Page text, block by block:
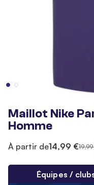
Maillot Nike
Homme
À partir de14,99 €
Équipes /